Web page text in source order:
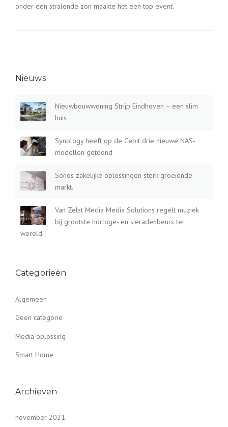
onder een stralende zon maakte het een top event.
Nieuws
Nieuwbouwwoning Strijp Eindhoven – een slim
huis
Synology heeft op de Cebit drie nieuwe NAS-
modellen getoond
Sonos zakelijke oplossingen sterk groeiende
markt.
Van Zelst Media Media Solutions regelt muziek
bij grootste horloge- en sieradenbeurs ter
wereld.
Categorieën
Algemeen
Geen categorie
Media oplossing
Smart Home
Archieven
november 2021